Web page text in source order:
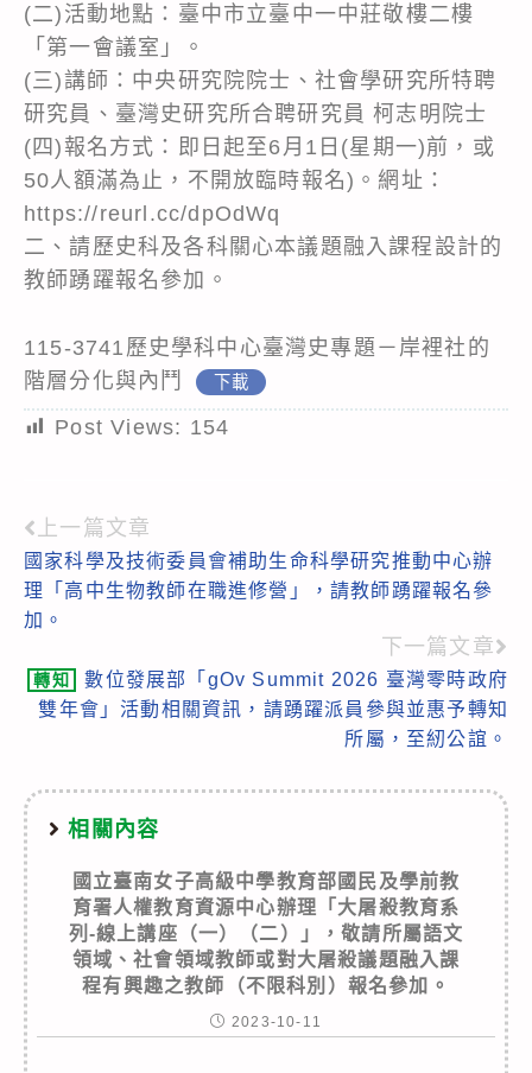
(二)活動地點：臺中市立臺中一中莊敬樓二樓
「第一會議室」。
(三)講師：中央研究院院士、社會學研究所特聘
研究員、臺灣史研究所合聘研究員 柯志明院士
(四)報名方式：即日起至6月1日(星期一)前，或
50人額滿為止，不開放臨時報名)。網址：
https://reurl.cc/dpOdWq
二、請歷史科及各科關心本議題融入課程設計的
教師踴躍報名參加。
115-3741歷史學科中心臺灣史專題－岸裡社的
階層分化與內鬥
下載
Post Views: 154
Read
more
articles
上一篇文章
國家科學及技術委員會補助生命科學研究推動中心辦
理「高中生物教師在職進修營」，請教師踴躍報名參
加。
下一篇文章
轉知
數位發展部「gOv Summit 2026 臺灣零時政府
雙年會」活動相關資訊，請踴躍派員參與並惠予轉知
所屬，至紉公誼。
相關內容
國立臺南女子高級中學教育部國民及學前教
育署人權教育資源中心辦理「大屠殺教育系
列-線上講座（一）（二）」，敬請所屬語文
領域、社會領域教師或對大屠殺議題融入課
程有興趣之教師（不限科別）報名參加。
2023-10-11